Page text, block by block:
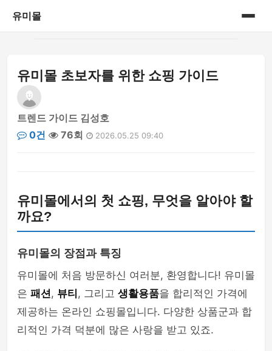
유미몰
온라인 쇼핑몰
유미몰 초보자를 위한 쇼핑 가이드
트렌드 가이드 김성호
0건
76회 2026.05.25 09:40
유미몰에서의 첫 쇼핑, 무엇을 알아야 할
까요?
유미몰의 장점과 특징
유미몰에 처음 방문하신 여러분, 환영합니다! 유미몰
은 패션, 뷰티 , 그리고 생활용품을 합리적인 가격에
제공하는 온라인 쇼핑몰입니다. 다양한 상품군과 합
리적인 가격 덕분에 많은 사랑을 받고 있죠.